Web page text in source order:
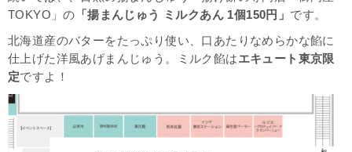
TOKYO 」の 「揚まんじゅう ミルクあん 1個150円」 です。
北海道産のバターをたっぷり使い、口あたりなめらかな餡に
仕上げた洋風あげまんじゅう。ミルク餡はエキュート東京限
定ですよ！